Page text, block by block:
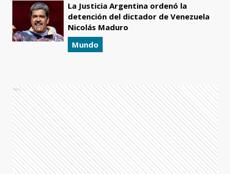
La Justicia Argentina ordenó la
detención del dictador de Venezuela
Nicolás Maduro
Mundo
Ads